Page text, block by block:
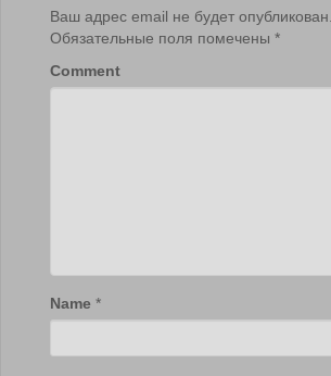
Ваш адрес email не будет опубликован.
Обязательные поля помечены *
Comment
Name *